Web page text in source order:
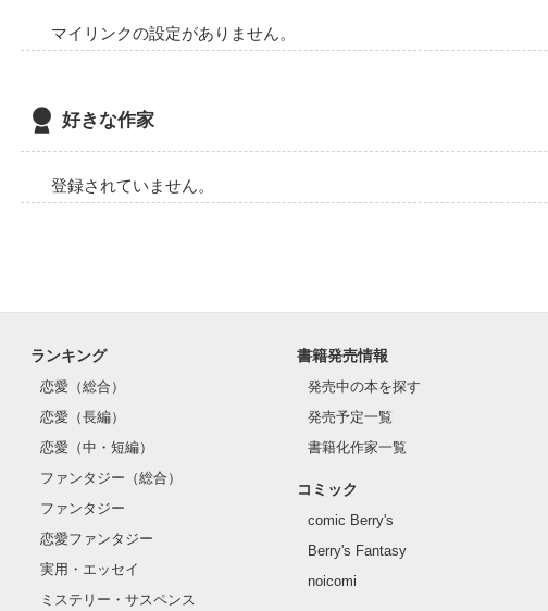
マイリンクの設定がありません。
好きな作家
登録されていません。
ランキング
恋愛（総合）
恋愛（長編）
恋愛（中・短編）
ファンタジー（総合）
ファンタジー
恋愛ファンタジー
実用・エッセイ
ミステリー・サスペンス
書籍発売情報
発売中の本を探す
発売予定一覧
書籍化作家一覧
コミック
comic Berry's
Berry's Fantasy
noicomi